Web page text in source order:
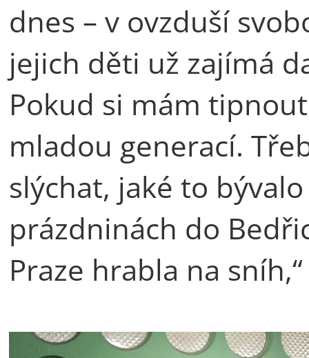
dnes – v ovzduší
jejich děti už zajímá
Pokud si mám
mladou generací.
slýchat, jaké to
prázdninách do
Praze hrabla na